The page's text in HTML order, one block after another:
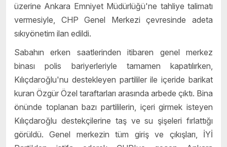
üzerine Ankara Emniyet Müdürlüğü'ne tahliye talimatı
vermesiyle, CHP Genel Merkezi çevresinde adeta
sıkıyönetim ilan edildi.
Sabahın erken saatlerinden itibaren genel merkez
binası polis bariyerleriyle tamamen kapatılırken,
Kılıçdaroğlu'nu destekleyen partililer ile içeride barikat
kuran Özgür Özel taraftarları arasında arbede çıktı. Bina
önünde toplanan bazı partililerin, içeri girmek isteyen
Kılıçdaroğlu destekçilerine taş ve su şişeleri fırlattığı
görüldü. Genel merkezin tüm giriş ve çıkışları, İYİ